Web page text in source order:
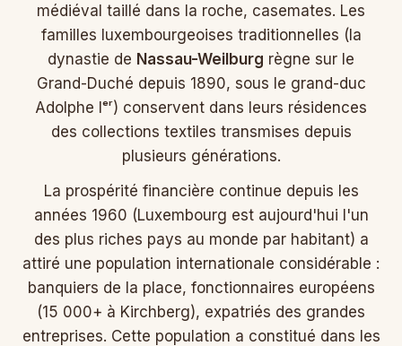
médiéval taillé dans la roche, casemates. Les
familles luxembourgeoises traditionnelles (la
dynastie de Nassau-Weilburg règne sur le
Grand-Duché depuis 1890, sous le grand-duc
Adolphe Iᵉʳ) conservent dans leurs résidences
des collections textiles transmises depuis
plusieurs générations.
La prospérité financière continue depuis les
années 1960 (Luxembourg est aujourd'hui l'un
des plus riches pays au monde par habitant) a
attiré une population internationale considérable :
banquiers de la place, fonctionnaires européens
(15 000+ à Kirchberg), expatriés des grandes
entreprises. Cette population a constitué dans les